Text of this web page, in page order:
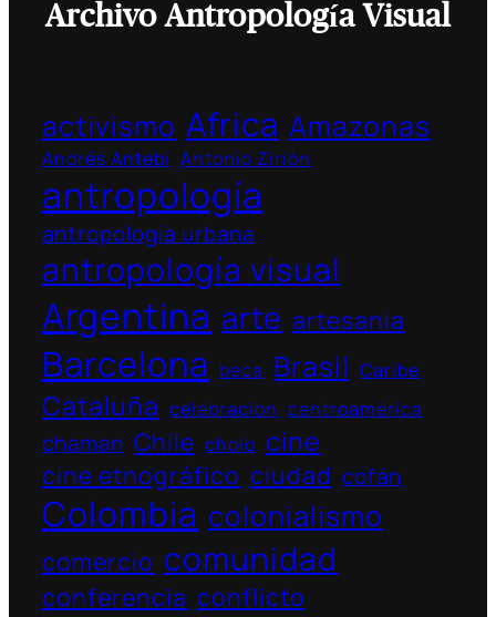
Archivo Antropología Visual
activismo Africa Amazonas
Andrés Antebi Antonio Zirión
antropología
antropología urbana
antropología visual
Argentina arte artesania
Barcelona beca Brasil Caribe
Cataluña celebracion centroamérica
chaman Chile cholo cine
cine etnográfico ciudad cofán
Colombia colonialismo
comercio comunidad
conferencia conflicto